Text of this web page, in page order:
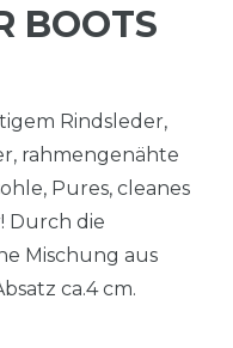
BOOTS
Rindsleder,
rahmengenähte
Pures, cleanes
Durch die
Mischung aus
ca.4 cm.